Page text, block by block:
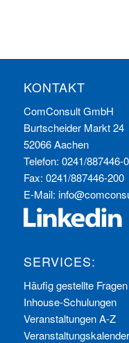
KONTAKT
ComConsult GmbH
Burtscheider Markt 24
52066 Aachen
Telefon: 0241/887446-0
Fax: 0241/887446-200
E-Mail:
SERVICES:
Häufig gestellte Fragen
Inhouse-Schulungen
Veranstaltungen A-Z
Veranstaltungskalender